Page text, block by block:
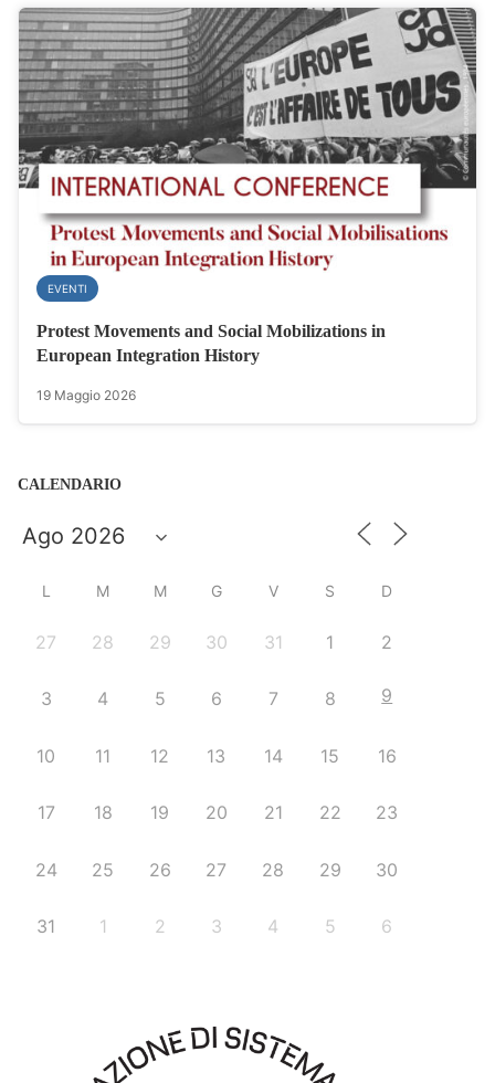
EVENTI
Protest Movements and Social Mobilizations in
European Integration History
19 Maggio 2026
CALENDARIO
L M M G V S D
27 28 29 30 31 1 2
3 4 5 6 7 8 9
10 11 12 13 14 15 16
17 18 19 20 21 22 23
24 25 26 27 28 29 30
31 1 2 3 4 5 6